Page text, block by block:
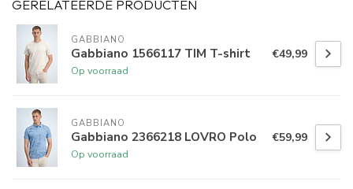
GERELATEERDE PRODUCTEN
GABBIANO
Gabbiano 1566117 TIM T-shirt
Op voorraad
€49,99
GABBIANO
Gabbiano 2366218 LOVRO Polo
Op voorraad
€59,99